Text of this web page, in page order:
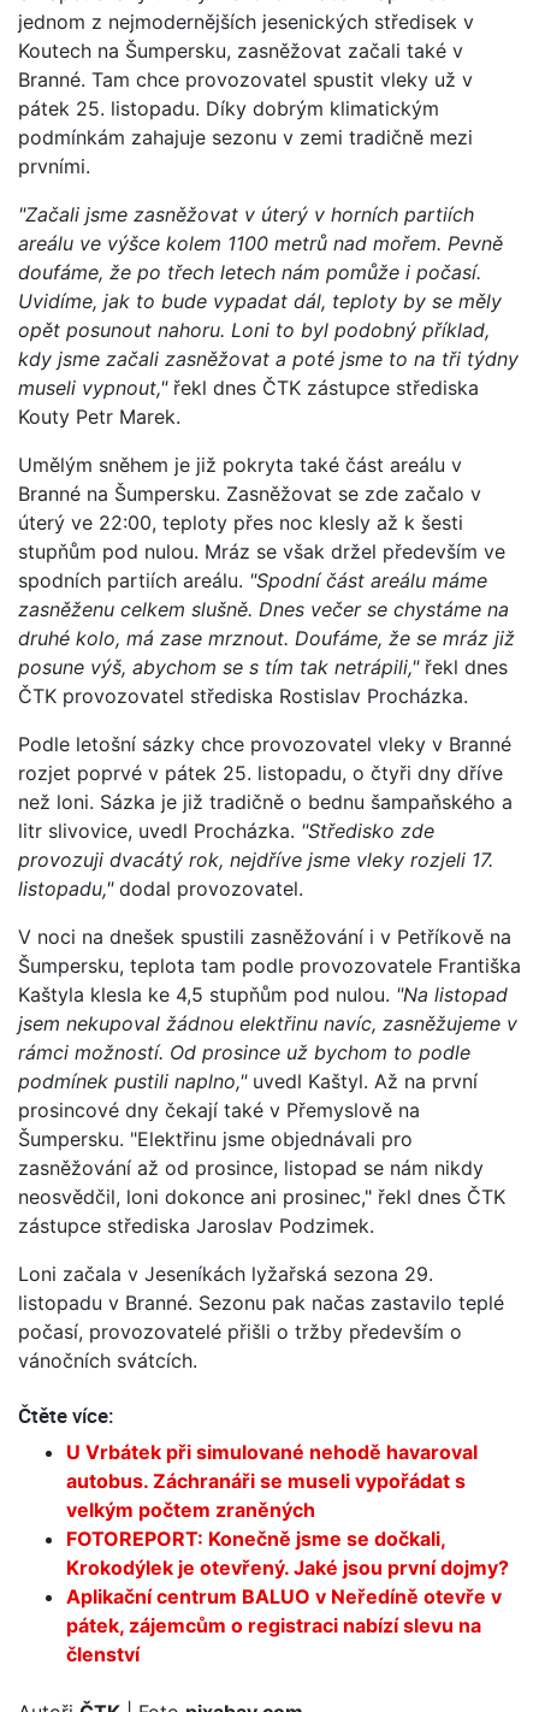
jednom z nejmodernějších jesenických středisek v
Koutech na Šumpersku, zasněžovat začali také v
Branné. Tam chce provozovatel spustit vleky už v
pátek 25. listopadu. Díky dobrým klimatickým
podmínkám zahajuje sezonu v zemi tradičně mezi
prvními.
"Začali jsme zasněžovat v úterý v horních partiích
areálu ve výšce kolem 1100 metrů nad mořem. Pevně
doufáme, že po třech letech nám pomůže i počasí.
Uvidíme, jak to bude vypadat dál, teploty by se měly
opět posunout nahoru. Loni to byl podobný příklad,
kdy jsme začali zasněžovat a poté jsme to na tři týdny
museli vypnout," řekl dnes ČTK zástupce střediska
Kouty Petr Marek.
Umělým sněhem je již pokryta také část areálu v
Branné na Šumpersku. Zasněžovat se zde začalo v
úterý ve 22:00, teploty přes noc klesly až k šesti
stupňům pod nulou. Mráz se však držel především ve
spodních partiích areálu. "Spodní část areálu máme
zasněženu celkem slušně. Dnes večer se chystáme na
druhé kolo, má zase mrznout. Doufáme, že se mráz již
posune výš, abychom se s tím tak netrápili,"řekl dnes
ČTK provozovatel střediska Rostislav Procházka.
Podle letošní sázky chce provozovatel vleky v Branné
rozjet poprvé v pátek 25. listopadu, o čtyři dny dříve
než loni. Sázka je již tradičně o bednu šampaňského a
litr slivovice, uvedl Procházka. "Středisko zde
provozuji dvacátý rok, nejdříve jsme vleky rozjeli 17.
listopadu,"dodal provozovatel.
V noci na dnešek spustili zasněžování i v Petříkově na
Šumpersku, teplota tam podle provozovatele Františka
Kaštyla klesla ke 4,5 stupňům pod nulou. "Na listopad
jsem nekupoval žádnou elektřinu navíc, zasněžujeme v
rámci možností. Od prosince už bychom to podle
podmínek pustili naplno,"uvedl Kaštyl. Až na první
prosincové dny čekají také v Přemyslově na
Šumpersku. "Elektřinu jsme objednávali pro
zasněžování až od prosince, listopad se nám nikdy
neosvědčil, loni dokonce ani prosinec," řekl dnes ČTK
zástupce střediska Jaroslav Podzimek.
Loni začala v Jeseníkách lyžařská sezona 29.
listopadu v Branné. Sezonu pak načas zastavilo teplé
počasí, provozovatelé přišli o tržby především o
vánočních svátcích.
Čtěte více:
U Vrbátek při simulované nehodě havaroval
autobus. Záchranáři se museli vypořádat s
velkým počtem zraněných
FOTOREPORT: Konečně jsme se dočkali,
Krokodýlek je otevřený. Jaké jsou první dojmy?
Aplikační centrum BALUO v Neředíně otevře v
pátek, zájemcům o registraci nabízí slevu na
členství